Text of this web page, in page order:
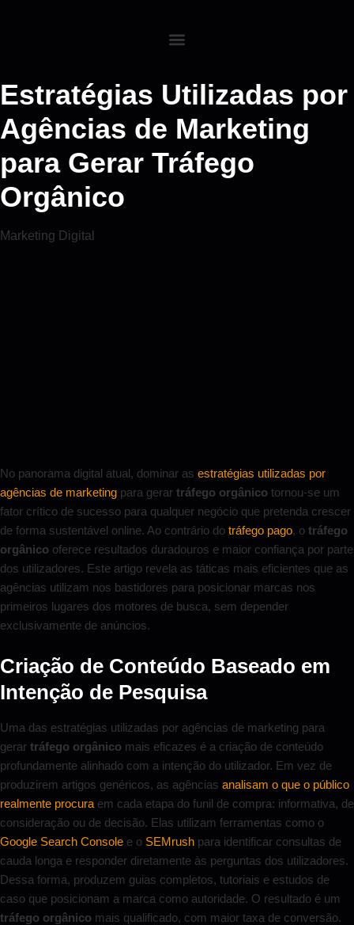
Estratégias Utilizadas por
Agências de Marketing
para Gerar Tráfego
Orgânico
Marketing Digital
No panorama digital atual, dominar as estratégias utilizadas por
agências de marketing para gerar tráfego orgânico tornou-se um
fator crítico de sucesso para qualquer negócio que pretenda crescer
de forma sustentável online. Ao contrário do tráfego pago, o tráfego
orgânico oferece resultados duradouros e maior confiança por parte
dos utilizadores. Este artigo revela as táticas mais eficientes que as
agências utilizam nos bastidores para posicionar marcas nos
primeiros lugares dos motores de busca, sem depender
exclusivamente de anúncios.
Criação de Conteúdo Baseado em
Intenção de Pesquisa
Uma das estratégias utilizadas por agências de marketing para
gerar tráfego orgânico mais eficazes é a criação de conteúdo
profundamente alinhado com a intenção do utilizador. Em vez de
produzirem artigos genéricos, as agências analisam o que o público
realmente procura em cada etapa do funil de compra: informativa, de
consideração ou de decisão. Elas utilizam ferramentas como o
Google Search Console e o SEMrush para identificar consultas de
cauda longa e responder diretamente às perguntas dos utilizadores.
Dessa forma, produzem guias completos, tutoriais e estudos de
caso que posicionam a marca como autoridade. O resultado é um
tráfego orgânico mais qualificado, com maior taxa de conversão.